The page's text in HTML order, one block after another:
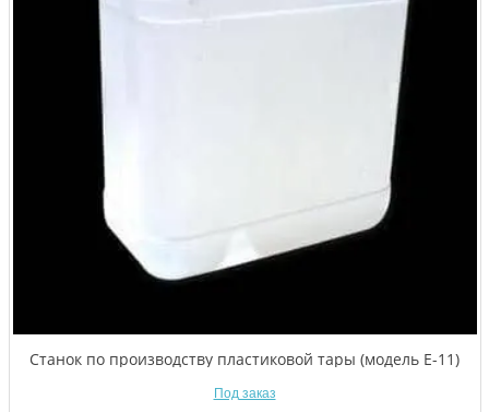
Станок по производству пластиковой тары (модель Е-11)
Под заказ